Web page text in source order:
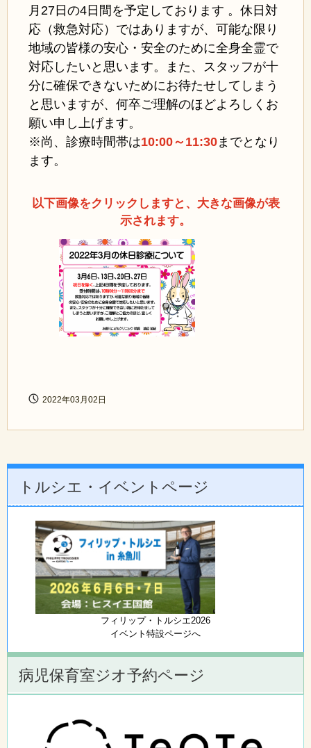
月27日の4日間を予定しております 。休日対
応（救急対応）ではありますが、可能な限り
地域の皆様の安心・安全のために全身全霊で
対応したいと思います。また、スタッフが十
分に確保できないためにお待たせしてしまう
と思いますが、何卒ご理解のほどよろしくお
願い申し上げます。
※尚、診療時間帯は10:00～11:30までとなり
ます。
以下画像をクリックしますと、大きな画像が表
示されます。
2022年03月02日
トルシエ・イベントページ
フィリップ・トルシエ2026
イベント特設ページへ
病児保育室ジオ予約ページ